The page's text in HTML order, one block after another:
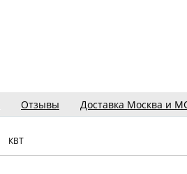
Отзывы Доставка Москва и
КВТ